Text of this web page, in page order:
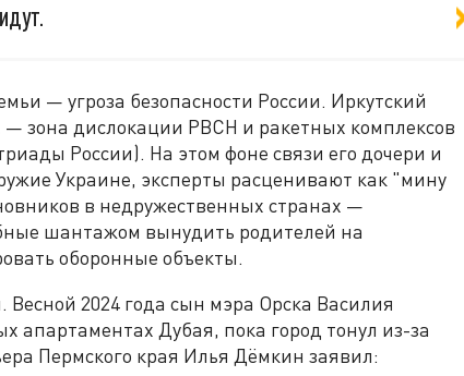
— угроза безопасности России. Иркутский
зона дислокации РВСН и ракетных комплексов
России). На этом фоне связи его дочери и
Украине, эксперты расценивают как "мину
в недружественных странах —
шантажом вынудить родителей на
оборонные объекты.
2024 года сын мэра Орска Василия
апартаментах Дубая, пока город тонул из-за
Пермского края Илья Дёмкин заявил: